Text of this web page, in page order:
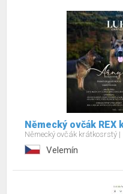
Německý ovčák
Německý ovčák krátkosrstý
Velemín